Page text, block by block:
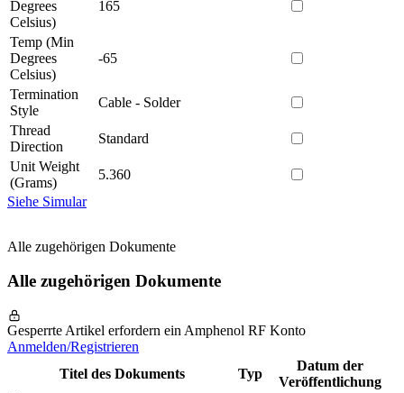
Degrees
Celsius)
165
Temp (Min
Degrees
Celsius)
-65
Termination
Style
Cable - Solder
Thread
Direction
Standard
Unit Weight
(Grams)
5.360
Siehe Simular
Alle zugehörigen Dokumente
Alle zugehörigen Dokumente
Gesperrte Artikel erfordern ein Amphenol RF Konto
Anmelden/Registrieren
Titel des Dokuments
Typ
Datum der
Veröffentlichung